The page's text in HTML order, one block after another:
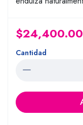
$24,400.00
Cantidad